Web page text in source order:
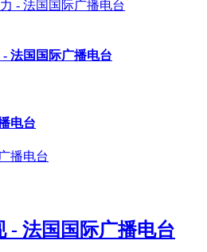
法国国际广播电台
电台
- 法国国际广播电台